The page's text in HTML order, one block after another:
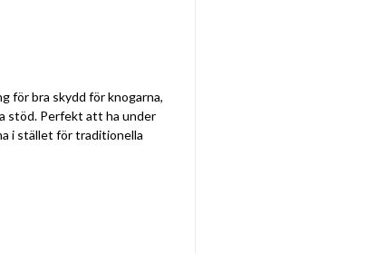
för bra skydd för knogarna,
stöd. Perfekt att ha under
i stället för traditionella